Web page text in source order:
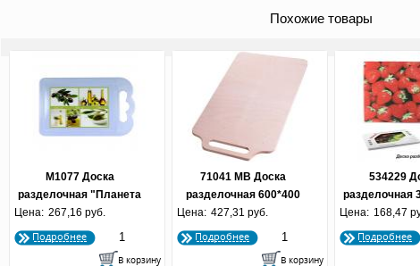
Похожие товары
М1077 Доска
разделочная "Планета
витаминов" (355х230х5)
Цена: 267,16 руб.
Подробнее
71041 МВ Доска
разделочная 600*400
см.
Цена: 427,31 руб.
Подробнее
534229
разделочная
018
Цена: 168,47
Подробнее